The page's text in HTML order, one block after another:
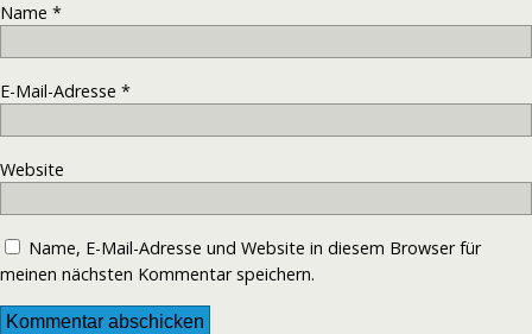
Name *
E-Mail-Adresse *
Website
Name, E-Mail-Adresse und Website in diesem Browser für
meinen nächsten Kommentar speichern.